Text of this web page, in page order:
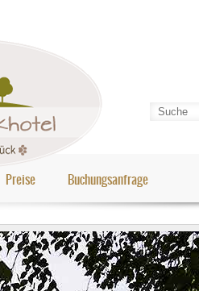
Preise Buchungsanfrage